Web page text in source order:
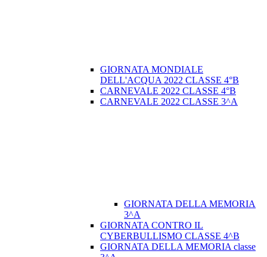
GIORNATA MONDIALE
DELL'ACQUA 2022 CLASSE 4°B
CARNEVALE 2022 CLASSE 4°B
CARNEVALE 2022 CLASSE 3^A
GIORNATA DELLA MEMORIA
3^A
GIORNATA CONTRO IL
CYBERBULLISMO CLASSE 4^B
GIORNATA DELLA MEMORIA classe